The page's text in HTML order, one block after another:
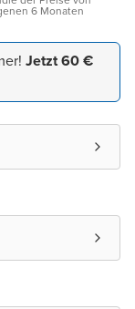
6 Monaten
Jetzt 60 €